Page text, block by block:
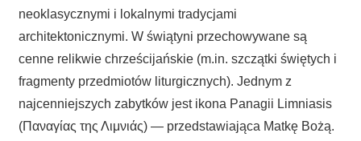
neoklasycznymi i lokalnymi tradycjami
architektonicznymi. W świątyni przechowywane są
cenne relikwie chrześcijańskie (m.in. szczątki świętych i
fragmenty przedmiotów liturgicznych). Jednym z
najcenniejszych zabytków jest ikona Panagii Limniasis
(Παναγίας της Λιμνιάς) — przedstawiająca Matkę Bożą.